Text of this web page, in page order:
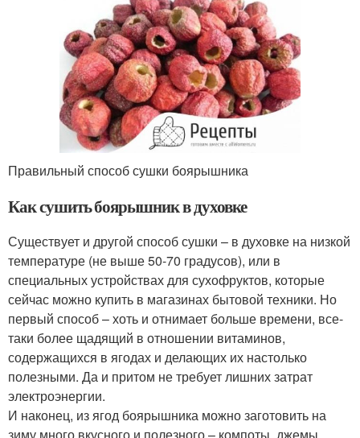
Правильный способ сушки боярышника
Как сушить боярышник в духовке
Существует и другой способ сушки – в духовке на низкой
температуре (не выше 50-70 градусов), или в
специальных устройствах для сухофруктов, которые
сейчас можно купить в магазинах бытовой техники. Но
первый способ – хоть и отнимает больше времени, все-
таки более щадящий в отношении витаминов,
содержащихся в ягодах и делающих их настолько
полезными. Да и притом не требует лишних затрат
электроэнергии.
И наконец, из ягод боярышника можно заготовить на